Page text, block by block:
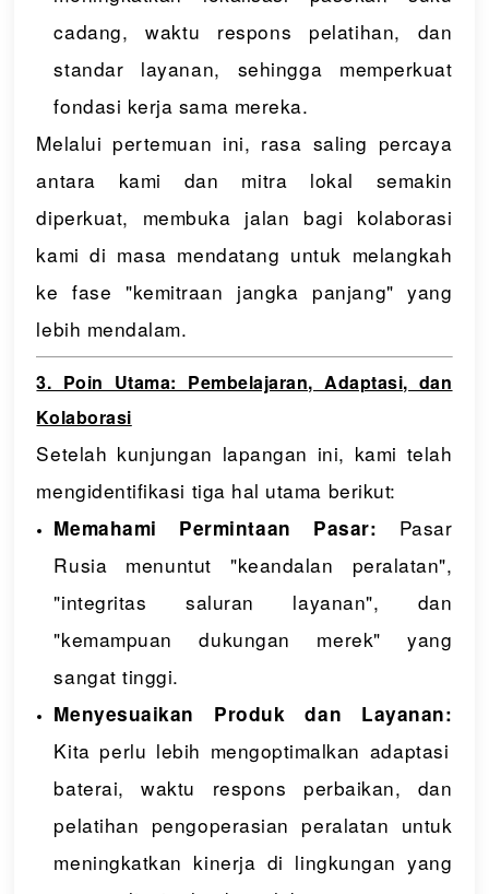
cadang, waktu respons pelatihan, dan
standar layanan, sehingga memperkuat
fondasi kerja sama mereka.
Melalui pertemuan ini, rasa saling percaya
antara kami dan mitra lokal semakin
diperkuat, membuka jalan bagi kolaborasi
kami di masa mendatang untuk melangkah
ke fase "kemitraan jangka panjang" yang
lebih mendalam.
3. Poin Utama: Pembelajaran, Adaptasi, dan
Kolaborasi
Setelah kunjungan lapangan ini, kami telah
mengidentifikasi tiga hal utama berikut:
Memahami Permintaan Pasar: Pasar
Rusia menuntut "keandalan peralatan",
"integritas saluran layanan", dan
"kemampuan dukungan merek" yang
sangat tinggi.
Menyesuaikan Produk dan Layanan:
Kita perlu lebih mengoptimalkan adaptasi
baterai, waktu respons perbaikan, dan
pelatihan pengoperasian peralatan untuk
meningkatkan kinerja di lingkungan yang